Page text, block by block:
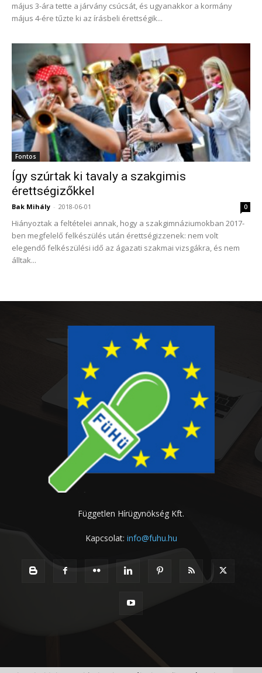
május 3-ára tette a járvány csúcsát, és ugyanakkor a kormány
május 4-ére tűzte ki az írásbeli érettségik...
Fontos
Így szúrtak ki tavaly a szakgimis
érettségizőkkel
Bak Mihály - 2018-06-01 0
Hiányoztak a feltételei annak, hogy a szakgimnáziumokban 2017-
ben megfelelő felkészülés után érettségizzenek: nem volt
elegendő felkészülési idő az ágazati szakmai vizsgákra, és nem
álltak...
Független Hírügynökség Kft.
Kapcsolat: info@fuhu.hu